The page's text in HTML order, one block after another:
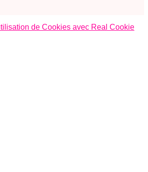
de Cookies avec Real Cookie